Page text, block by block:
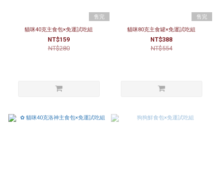
售完
貓咪40克主食包×免運試吃組
NT$159
NT$280
售完
貓咪80克主食罐×免運試吃組
NT$388
NT$554